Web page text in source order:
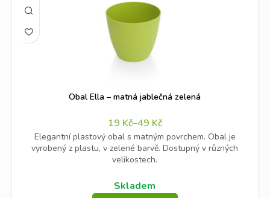
Obal Ella – matná jablečná zelená
19 Kč–49 Kč
Elegantní plastový obal s matným povrchem. Obal je
vyrobený z plastu, v zelené barvě. Dostupný v různých
velikostech.
Skladem